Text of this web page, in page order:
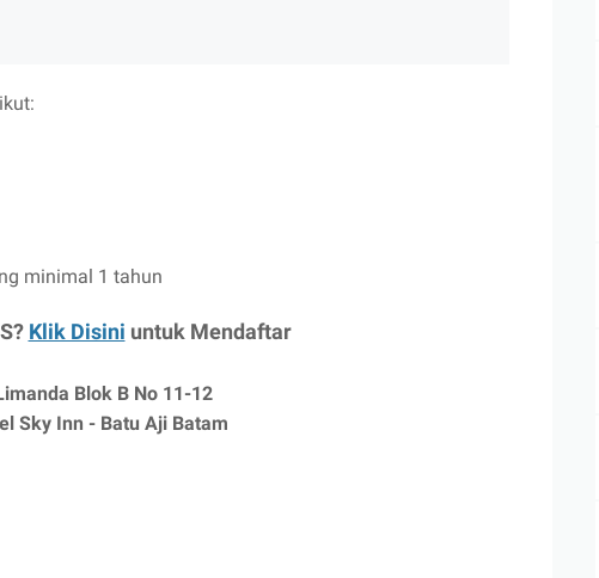
minimal 1 tahun
Klik Disini untuk Mendaftar
Blok B No 11-12
Sky Inn - Batu Aji Batam